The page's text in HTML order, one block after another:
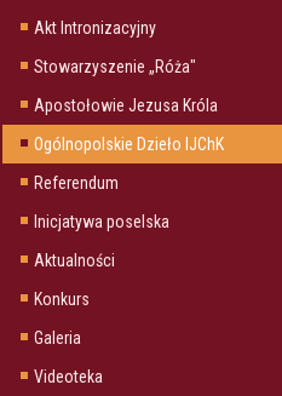
Akt Intronizacyjny
Stowarzyszenie „Róża"
Apostołowie Jezusa Króla
Ogólnopolskie Dzieło IJChK
Referendum
Inicjatywa poselska
Aktualności
Konkurs
Galeria
Videoteka